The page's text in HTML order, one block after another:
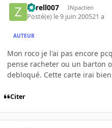
Zorell007 INpactien
Posté(e) le 9 juin 200521 a
AUTEUR
Mon roco je l'ai pas encore
pense racheter ou un barton
debloqué. Cette carte irai
Citer